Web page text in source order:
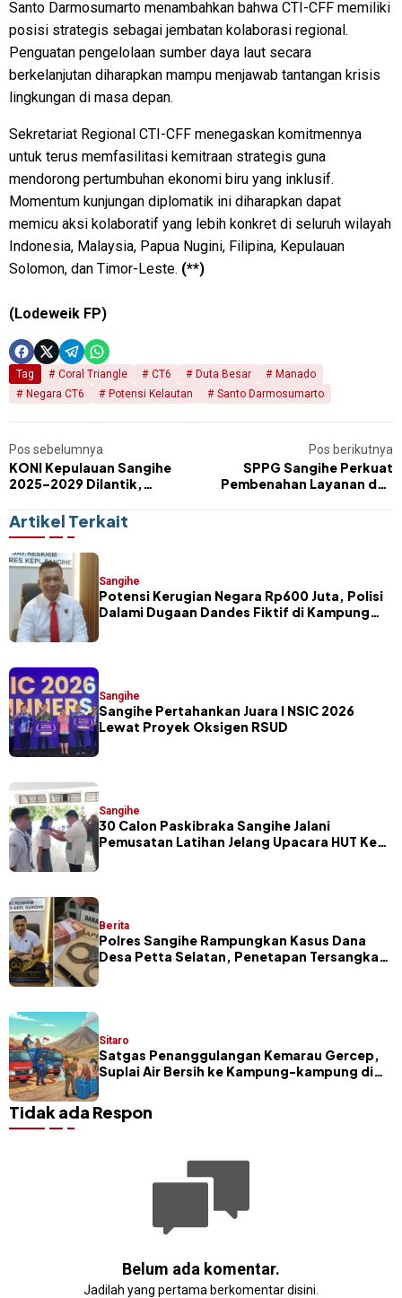
Santo Darmosumarto menambahkan bahwa CTI-CFF memiliki
posisi strategis sebagai jembatan kolaborasi regional.
Penguatan pengelolaan sumber daya laut secara
berkelanjutan diharapkan mampu menjawab tantangan krisis
lingkungan di masa depan.
Sekretariat Regional CTI-CFF menegaskan komitmennya
untuk terus memfasilitasi kemitraan strategis guna
mendorong pertumbuhan ekonomi biru yang inklusif.
Momentum kunjungan diplomatik ini diharapkan dapat
memicu aksi kolaboratif yang lebih konkret di seluruh wilayah
Indonesia, Malaysia, Papua Nugini, Filipina, Kepulauan
Solomon, dan Timor-Leste. (**)
(Lodeweik FP)
Tag Coral Triangle CT6 Duta Besar
Manado
Negara CT6
Potensi Kelautan Santo Darmosumarto
Pos sebelumnya
KONI Kepulauan Sangihe
2025–2029 Dilantik,
Kebangkitan Prestasi
Pos berikutnya
SPPG Sangihe Perkuat
Pembenahan Layanan dan
Pemenuhan Persyaratan
Artikel Terkait
Sangihe
Potensi Kerugian Negara Rp600 Juta, Polisi
Dalami Dugaan Dandes Fiktif di Kampung
Sangihe
Sangihe Pertahankan Juara I NSIC 2026
Lewat Proyek Oksigen RSUD
Sangihe
30 Calon Paskibraka Sangihe Jalani
Pemusatan Latihan Jelang Upacara HUT Ke-
Berita
Polres Sangihe Rampungkan Kasus Dana
Desa Petta Selatan, Penetapan Tersangka
Sitaro
Satgas Penanggulangan Kemarau Gercep,
Suplai Air Bersih ke Kampung-kampung di
Tidak ada Respon
Belum ada komentar.
Jadilah yang pertama berkomentar disini.